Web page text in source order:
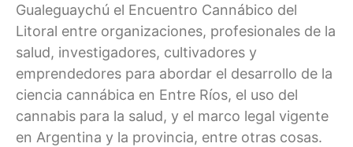
Gualeguaychú el Encuentro Cannábico del
Litoral entre organizaciones, profesionales de la
salud, investigadores, cultivadores y
emprendedores para abordar el desarrollo de la
ciencia cannábica en Entre Ríos, el uso del
cannabis para la salud, y el marco legal vigente
en Argentina y la provincia, entre otras cosas.